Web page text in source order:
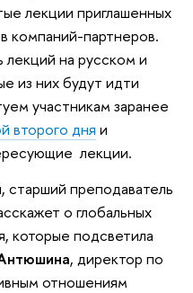
лекции приглашенных
компаний-партнеров.
лекций на русском и
из них будут идти
участникам заранее
второго дня и
лекции.
, старший преподаватель
о глобальных
которые подсветила
, директор по
отношениям